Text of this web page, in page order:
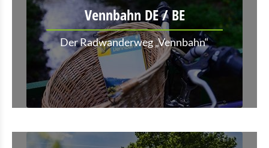
Vennbahn DE / BE
Der Radwanderweg „Vennbahn“